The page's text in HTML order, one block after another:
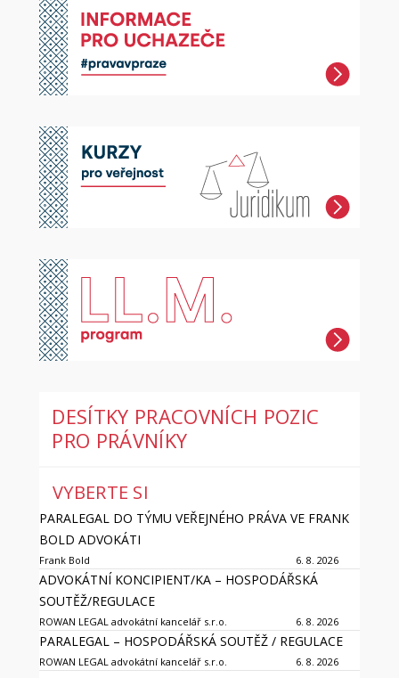
DESÍTKY PRACOVNÍCH POZIC
PRO PRÁVNÍKY
VYBERTE SI
PARALEGAL DO TÝMU VEŘEJNÉHO PRÁVA VE FRANK
BOLD ADVOKÁTI
Frank Bold 6. 8. 2026
ADVOKÁTNÍ KONCIPIENT/KA – HOSPODÁŘSKÁ
SOUTĚŽ/REGULACE
ROWAN LEGAL advokátní kancelář s.r.o. 6. 8. 2026
PARALEGAL – HOSPODÁŘSKÁ SOUTĚŽ / REGULACE
ROWAN LEGAL advokátní kancelář s.r.o. 6. 8. 2026